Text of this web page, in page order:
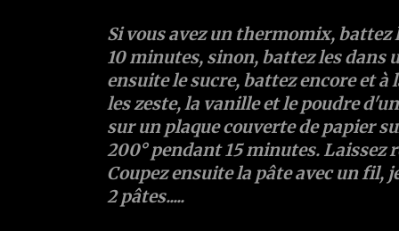
Si vous avez un thermomix, battez
10 minutes, sinon, battez les dans
ensuite le sucre, battez encore et
les zeste, la vanille et le poudre
sur un plaque couverte de papier
200° pendant 15 minutes. Laissez
Coupez ensuite la pâte avec un fil,
2 pâtes.....